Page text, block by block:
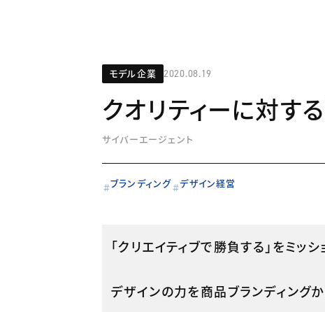
モデル企業 2020.08.19
クオリティーに対す
サイバーエージェント
ブランディング デザイン経営
「クリエイティブで勝負する」をミッ
デザインの力を商品ブランディング